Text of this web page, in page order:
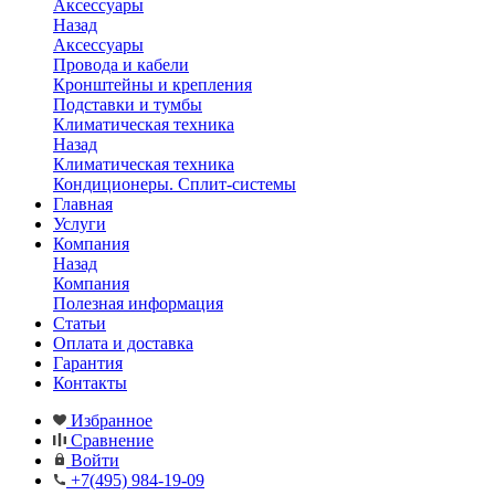
Аксессуары
Назад
Аксессуары
Провода и кабели
Кронштейны и крепления
Подставки и тумбы
Климатическая техника
Назад
Климатическая техника
Кондиционеры. Сплит-системы
Главная
Услуги
Компания
Назад
Компания
Полезная информация
Статьи
Оплата и доставка
Гарантия
Контакты
Избранное
Сравнение
Войти
+7(495) 984-19-09